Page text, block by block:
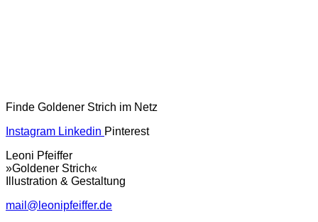
Finde Goldener Strich im Netz
Instagram Linkedin Pinterest
Leoni Pfeiffer
»Goldener Strich«
Illustration & Gestaltung
mail@leonipfeiffer.de